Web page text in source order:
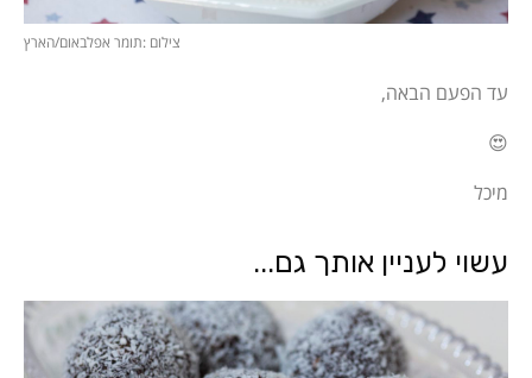
צילום :תומר אפלבאום/הארץ
עד הפעם הבאה,
😍
מיכל
עשוי לעניין אותך גם...